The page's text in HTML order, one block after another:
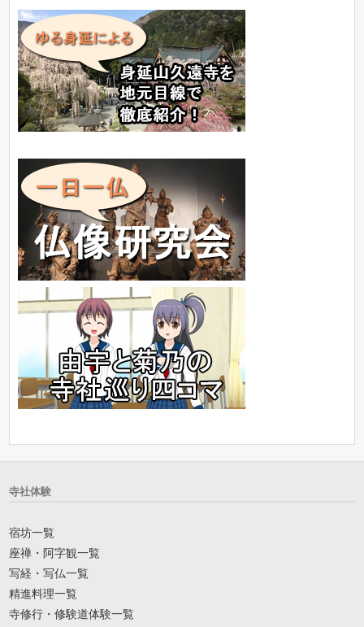
寺社体験
宿坊一覧
座禅・阿字観一覧
写経・写仏一覧
精進料理一覧
寺修行・修験道体験一覧